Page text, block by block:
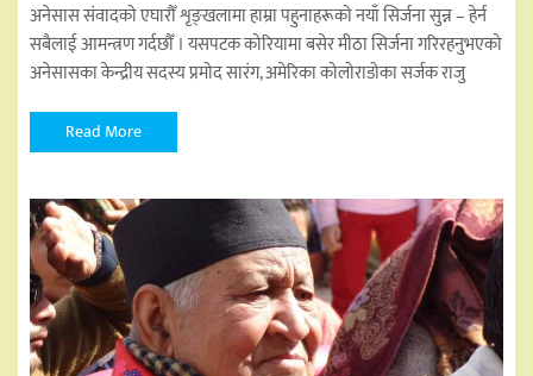
अनेसास संवादको एघारौँ शृङ्खलामा हाम्रा पहुनाहरूको नयाँ सिर्जना सुन्न – हेर्न
सबैलाई आमन्त्रण गर्दछौँ । यसपटक कोरियामा बसेर मीठा सिर्जना गरिरहनुभएको
अनेसासका केन्द्रीय सदस्य प्रमोद सारंग, अमेरिका कोलोराडोका सर्जक राजु
Read More